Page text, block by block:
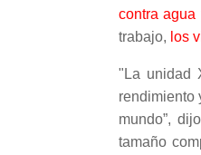
contra agua
trabajo, los
"La unidad
rendimiento
mundo”, dijo
tamaño